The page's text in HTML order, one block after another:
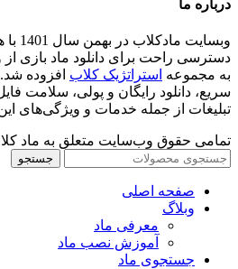
درباره ما
دسترسی راحت برای دانلود ماد بازی
به مجموعه استراتژیک کلاب افزوده شد.
سریع، دانلود رایگان و پولی، سلامت
تبلیغات از جمله خدمات و ویژگی‌های
تمامی حقوق وب‌سایت متعلق به ماد
جستجو
صفحه اصلی
وبلاگ
معرفی ماد
آموزش نصب ماد
جستجوی ماد